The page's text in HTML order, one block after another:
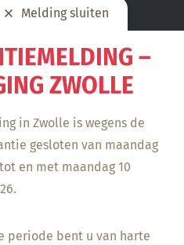
Melding sluiten
–
ZWOLLE
in Zwolle is wegens de
gesloten van maandag
en met maandag 10
periode bent u van harte